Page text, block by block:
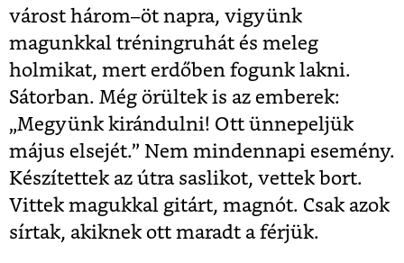
várost három–öt napra, vigyünk
magunkkal tréningruhát és meleg
holmikat, mert erdőben fogunk lakni.
Sátorban. Még örültek is az emberek:
„Megyünk kirándulni! Ott ünnepeljük
május elsejét.” Nem mindennapi esemény.
Készítettek az útra saslikot, vettek bort.
Vittek magukkal gitárt, magnót. Csak azok
sírtak, akiknek ott maradt a férjük.